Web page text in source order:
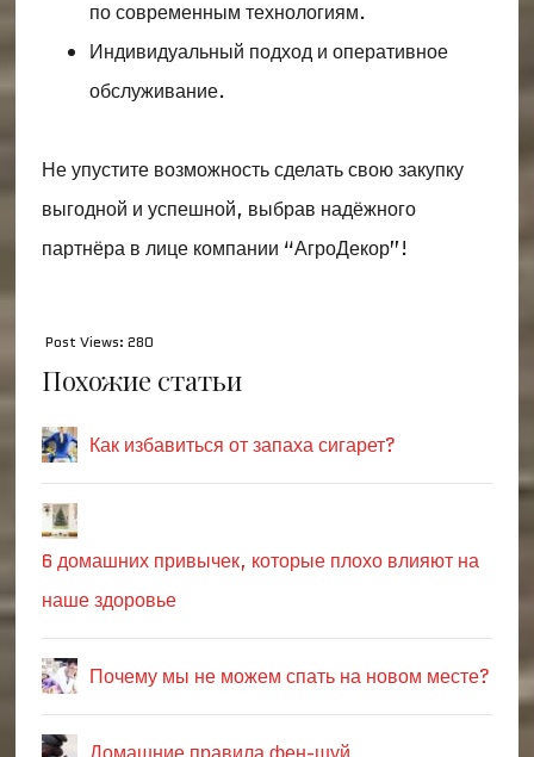
по современным технологиям.
Индивидуальный подход и оперативное
обслуживание.
Не упустите возможность сделать свою закупку
выгодной и успешной, выбрав надёжного
партнёра в лице компании “АгроДекор”!
Post Views: 280
Похожие статьи
Как избавиться от запаха сигарет?
6 домашних привычек, которые плохо влияют на
наше здоровье
Почему мы не можем спать на новом месте?